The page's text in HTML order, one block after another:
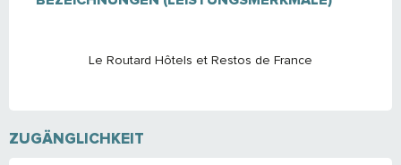
Le Routard Hôtels et Restos de France
ZUGÄNGLICHKEIT